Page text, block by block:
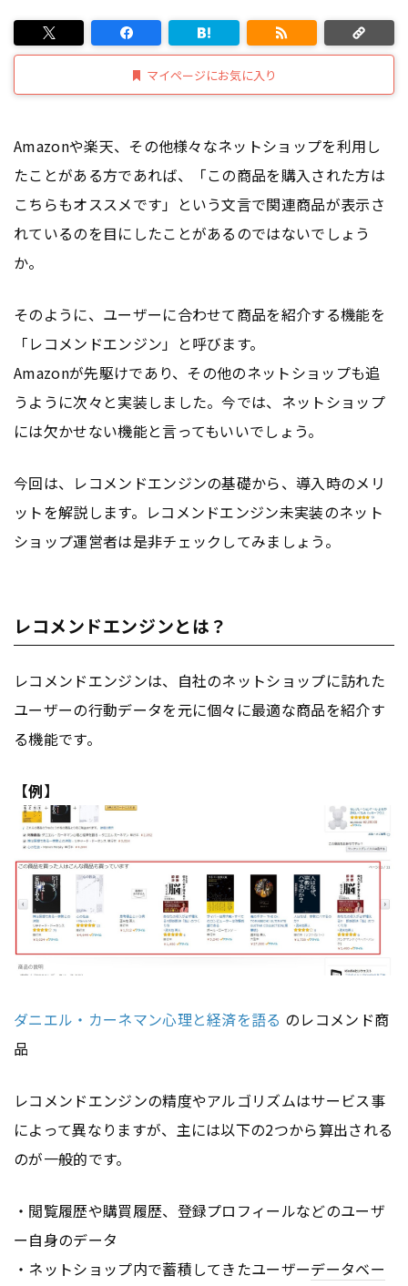
マイページにお気に入り
Amazonや楽天、その他様々なネットショップを利用し
たことがある方であれば、「この商品を購入された方は
こちらもオススメです」という文言で関連商品が表示さ
れているのを目にしたことがあるのではないでしょう
か。
そのように、ユーザーに合わせて商品を紹介する機能を
「レコメンドエンジン」と呼びます。
Amazonが先駆けであり、その他のネットショップも追
うように次々と実装しました。今では、ネットショップ
には欠かせない機能と言ってもいいでしょう。
今回は、レコメンドエンジンの基礎から、導入時のメリ
ットを解説します。レコメンドエンジン未実装のネット
ショップ運営者は是非チェックしてみましょう。
レコメンドエンジンとは？
レコメンドエンジンは、自社のネットショップに訪れた
ユーザーの行動データを元に個々に最適な商品を紹介す
る機能です。
【例】
ダニエル・カーネマン心理と経済を語る のレコメンド商
品
レコメンドエンジンの精度やアルゴリズムはサービス事
によって異なりますが、主には以下の2つから算出される
のが一般的です。
・閲覧履歴や購買履歴、登録プロフィールなどのユーザ
ー自身のデータ
・ネットショップ内で蓄積してきたユーザーデータベー